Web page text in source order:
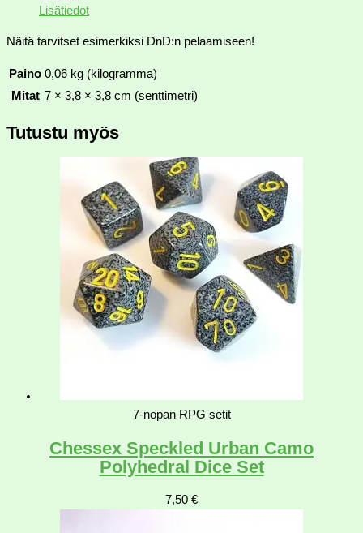
Lisätiedot
Näitä tarvitset esimerkiksi DnD:n pelaamiseen!
Paino 0,06 kg (kilogramma)
Mitat 7 × 3,8 × 3,8 cm (senttimetri)
Tutustu myös
7-nopan RPG setit
Chessex Speckled Urban Camo
Polyhedral Dice Set
7,50 €